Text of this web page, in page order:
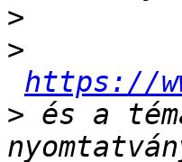
>
>
https://
> és a